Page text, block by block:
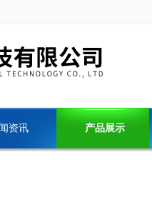
资讯 产品展示